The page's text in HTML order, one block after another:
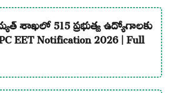
శాఖలో 515 ప్రభుత్వ ఉద్యోగాలకు
EET Notification 2026 | Full